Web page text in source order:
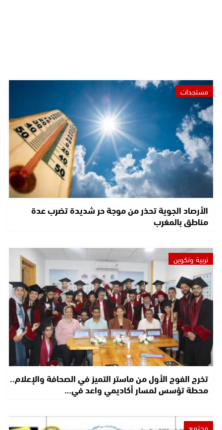
مستجدات
الأرصاد الجوية تحذر من موجة حر شديدة تضرب عدة
مناطق بالمغرب
تربية وتكوين
تخرج الفوج الأول من ماستر التميز في الصحافة والإعلام..
محطة تؤسس لمسار أكاديمي واعد في…
مجتمع